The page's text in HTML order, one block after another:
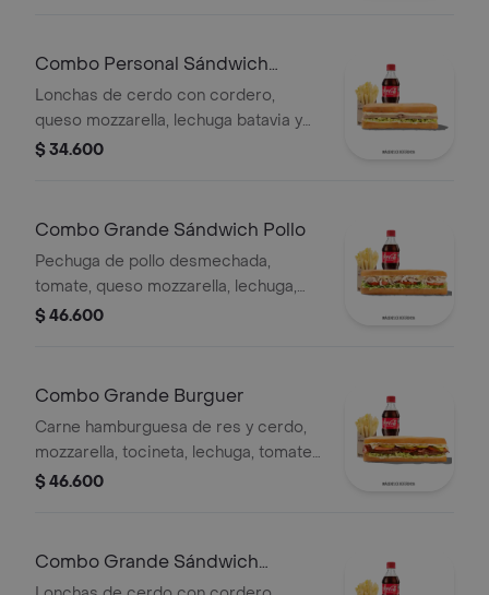
Combo Personal Sándwich
Cordero
Lonchas de cerdo con cordero,
queso mozzarella, lechuga batavia y
salsa Qbano
$ 34.600
Combo Grande Sándwich Pollo
Pechuga de pollo desmechada,
tomate, queso mozzarella, lechuga,
mayonesa, papas a la francesa y
$ 46.600
Combo Grande Burguer
Carne hamburguesa de res y cerdo,
mozzarella, tocineta, lechuga, tomate,
pepinillos, salsa BBQ, salsa Qbano,
$ 46.600
Combo Grande Sándwich
Cordero